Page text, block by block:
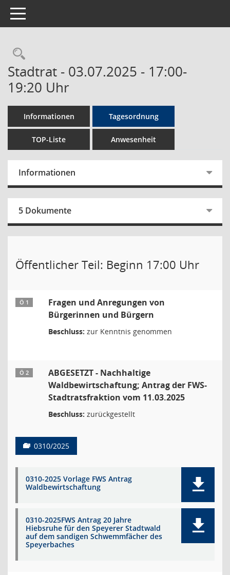
Toggle navigation
Rechercheauswahl
Stadtrat - 03.07.2025 - 17:00-
19:20 Uhr
Informationen Tagesordnung
TOP-Liste Anwesenheit
Informationen
5 Dokumente
Öffentlicher Teil: Beginn 17:00 Uhr
Ö 1
Fragen und Anregungen von
Bürgerinnen und Bürgern
Beschluss: zur Kenntnis genommen
Ö 2
ABGESETZT - Nachhaltige
Waldbewirtschaftung; Antrag der FWS-
Stadtratsfraktion vom 11.03.2025
Beschluss: zurückgestellt
0310/2025
0310-2025 Vorlage FWS Antrag
Waldbewirtschaftung
0310-2025FWS Antrag 20 Jahre
Hiebsruhe für den Speyerer Stadtwald
auf dem sandigen Schwemmfächer des
Speyerbaches